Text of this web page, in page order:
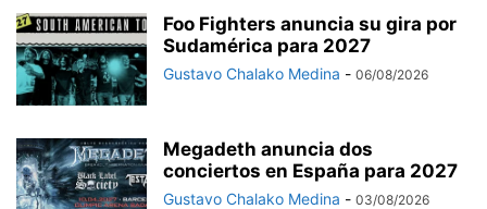
Foo Fighters anuncia su gira por
Sudamérica para 2027
Gustavo Chalako Medina - 06/08/2026
Megadeth anuncia dos
conciertos en España para 2027
Gustavo Chalako Medina - 03/08/2026